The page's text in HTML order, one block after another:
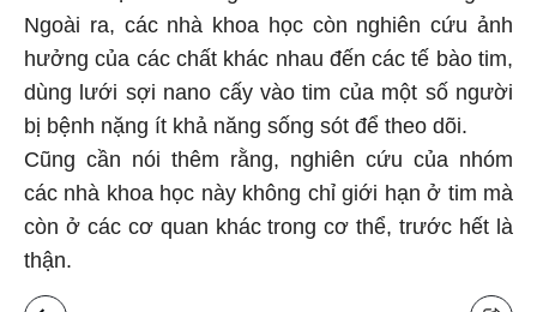
Ngoài ra, các nhà khoa học còn nghiên cứu ảnh
hưởng của các chất khác nhau đến các tế bào tim,
dùng lưới sợi nano cấy vào tim của một số người
bị bệnh nặng ít khả năng sống sót để theo dõi.
Cũng cần nói thêm rằng, nghiên cứu của nhóm
các nhà khoa học này không chỉ giới hạn ở tim mà
còn ở các cơ quan khác trong cơ thể, trước hết là
thận.